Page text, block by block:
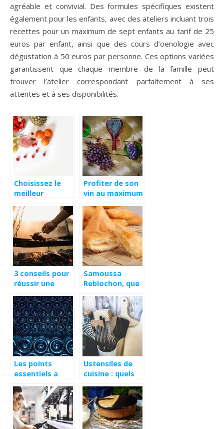
agréable et convivial. Des formules spécifiques existent
également pour les enfants, avec des ateliers incluant trois
recettes pour un maximum de sept enfants au tarif de 25
euros par enfant, ainsi que des cours d’oenologie avec
dégustation à 50 euros par personne. Ces options variées
garantissent que chaque membre de la famille peut
trouver l’atelier correspondant parfaitement à ses
attentes et à ses disponibilités.
Choisissez le
meilleur
jus!
Profiter de son
vin au maximum
3 conseils pour
réussir une
chaleur directe
Samoussa
Reblochon, que
Les points
essentiels a
compte pour
une bonne
conservation de
son vin
Ustensiles de
cuisine : quels
materiaux les
plus surs ?